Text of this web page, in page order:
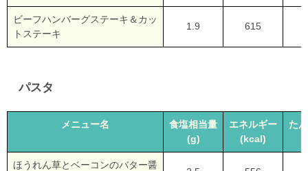
ビーフハンバーグステーキ＆カッ
トステーキ
1.9 615
パスタ
メニュー名
食塩相当量
(g)
エネルギー
(kcal)
た
ほうれん草とベーコンのバター醤